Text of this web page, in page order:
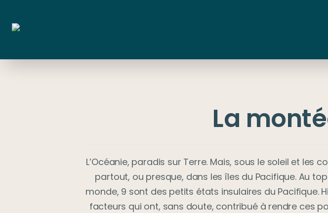
La
L’Océanie, paradis sur Terre. Mais, sous le soleil et les
partout, ou presque, dans les îles du Pacifique. Au
monde, 9 sont des petits états insulaires du Pacifique.
facteurs qui ont, sans doute, contribué à rendre ces